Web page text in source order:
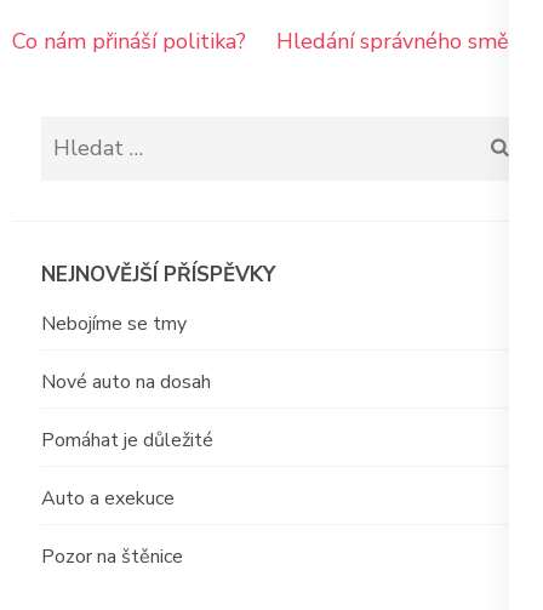
Navigace
Co nám přináší politika? Hledání správného směru
NEJNOVĚJŠÍ PŘÍSPĚVKY
Nebojíme se tmy
Nové auto na dosah
Pomáhat je důležité
Auto a exekuce
Pozor na štěnice